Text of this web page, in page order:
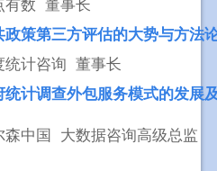
有数 董事长
政策第三方评估的大势与方法
统计咨询 董事长
统计调查外包服务模式的发展
森中国 大数据咨询高级总监